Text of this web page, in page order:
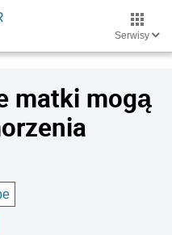
Serwisy
matki mogą